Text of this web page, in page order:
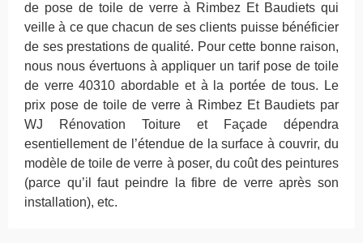
de pose de toile de verre à Rimbez Et Baudiets qui
veille à ce que chacun de ses clients puisse bénéficier
de ses prestations de qualité. Pour cette bonne raison,
nous nous évertuons à appliquer un tarif pose de toile
de verre 40310 abordable et à la portée de tous. Le
prix pose de toile de verre à Rimbez Et Baudiets par
WJ Rénovation Toiture et Façade dépendra
esentiellement de l’étendue de la surface à couvrir, du
modèle de toile de verre à poser, du coût des peintures
(parce qu’il faut peindre la fibre de verre après son
installation), etc.